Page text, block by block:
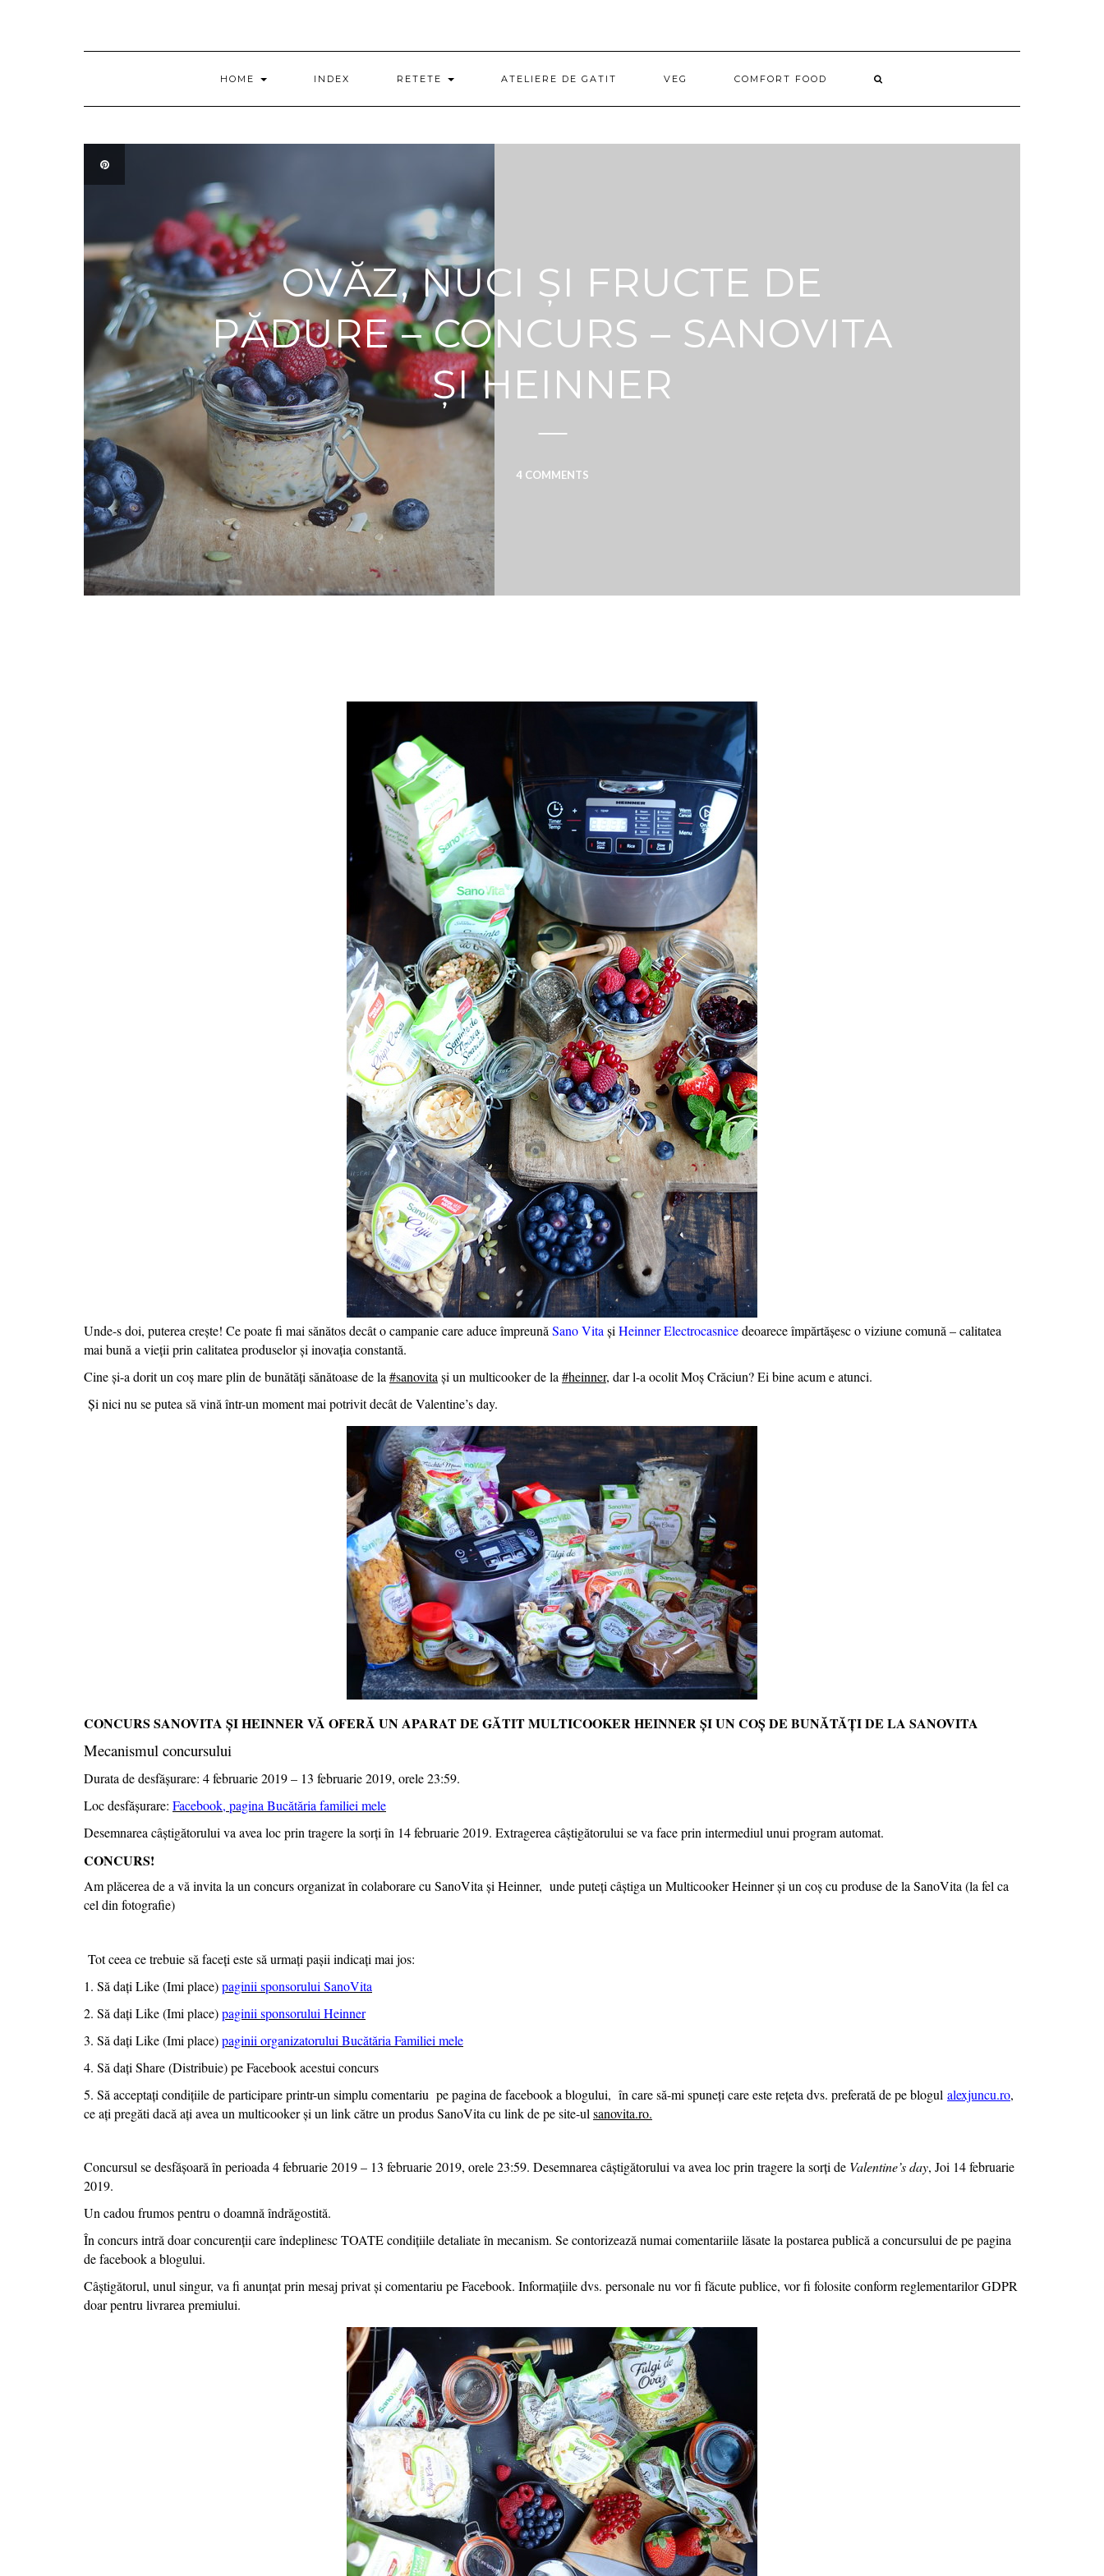
HOME INDEX RETETE ATELIERE DE GATIT VEG COMFORT FOOD
OVĂZ, NUCI ȘI FRUCTE DE
PĂDURE – CONCURS – SANOVITA
ȘI HEINNER
4 COMMENTS
Unde-s doi, puterea crește! Ce poate fi mai sănătos decât o campanie care aduce împreună Sano Vita și Heinner Electrocasnicedeoarece împărtășesc o viziune comună – calitatea
mai bună a vieții prin calitatea produselor și inovația constantă.
Cine și-a dorit un coș mare plin de bunătăți sănătoase de la #sanovita și un multicooker de la #heinner, dar l-a ocolit Moș Crăciun? Ei bine acum e atunci.
Și nici nu se putea să vină într-un moment mai potrivit decât deValentine’s day.
CONCURS SANOVITA ȘI HEINNER VĂ OFERĂ UN APARAT DE GĂTIT MULTICOOKER HEINNER ȘI UN COȘ DE BUNĂTĂȚI DE LA SANOVITA
Mecanismul concursului
Durata de desfășurare: 4 februarie 2019 – 13 februarie 2019, orele 23:59.
Loc desfășurare: Facebook, pagina Bucătăria familiei mele
Desemnarea câștigătorului va avea loc prin tragere la sorți în 14 februarie 2019. Extragerea câștigătorului se va face prin intermediul unui program automat.
CONCURS!
Am plăcerea de a vă invita la un concurs organizat în colaborare cu SanoVita și Heinner, unde puteți câștiga un Multicooker Heinner și un coș cu produse de la SanoVita (la fel ca
cel din fotografie)
Tot ceea ce trebuie să faceți este să urmați pașii indicați mai jos:
1. Să dați Like (Imi place)paginii sponsorului SanoVita
2. Să dați Like (Imi place)paginii sponsorului Heinner
3. Să dați Like (Imi place)paginii organizatorului Bucătăria Familiei mele
4. Să dați Share (Distribuie) pe Facebook acestui concurs
5. Să acceptați condițiile de participare printr-un simplu comentariu pe pagina de facebook a blogului, în care să-mi spuneți care este rețeta dvs. preferată de pe blogul alexjuncu.ro,
ce ați pregăti dacă ați avea un multicooker și un link către un produs SanoVita cu link de pe site-ul sanovita.ro.
Concursul se desfășoară în perioada 4 februarie 2019 – 13 februarie 2019, orele 23:59. Desemnarea câștigătorului va avea loc prin tragere la sorți de Valentine’s day, Joi 14 februarie
2019.
Un cadou frumos pentru o doamnă îndrăgostită.
În concurs intră doar concurenții care îndeplinesc TOATE condițiile detaliate în mecanism. Se contorizează numai comentariile lăsate la postarea publică a concursului de pe pagina
de facebook a blogului.
Câștigătorul, unul singur, va fi anunțat prin mesaj privat și comentariu pe Facebook. Informațiile dvs. personale nu vor fi făcute publice, vor fi folosite conform reglementarilor GDPR
doar pentru livrarea premiului.